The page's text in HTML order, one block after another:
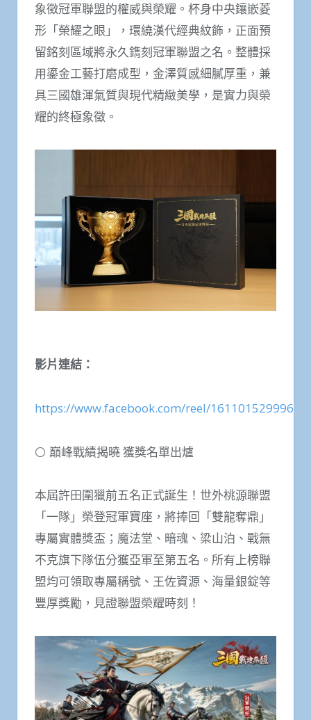
象徵冠軍聯盟的權威與榮耀。杯身中央鑲嵌菱
形「榮耀之眼」，環繞漢代經典紋飾，正面預
留銘刻區域將永久鐫刻冠軍聯盟之名。整體採
用鎏金工藝打磨成型，金澤質感細膩厚重，兼
具三國雄渾氣質與現代精緻美學，是實力與榮
耀的終極象徵。
影片連結 ：
https://www.facebook.com/reel/
⚪ 巔峰戰績揭曉 獲獎名單出爐
本屆許田圍獵前五名正式誕生！世外桃源聯盟
「一隊」榮登冠軍寶座，將捧回「雙龍奪鼎」
專屬實體獎盃；魔法堂、暗魂、梁山泊、戰無
不克旗下隊伍分獲亞軍至第五名。所有上榜聯
盟均可領取專屬稱號、王佐資源、海量銀錠等
豐厚獎勵，見證聯盟榮耀時刻！